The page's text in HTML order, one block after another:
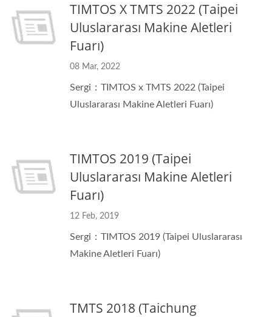
TIMTOS X TMTS 2022 (Taipei
Uluslararası Makine Aletleri
Fuarı)
08 Mar, 2022
Sergi：TIMTOS x TMTS 2022 (Taipei
Uluslararası Makine Aletleri Fuarı)
TIMTOS 2019 (Taipei
Uluslararası Makine Aletleri
Fuarı)
12 Feb, 2019
Sergi：TIMTOS 2019 (Taipei Uluslararası
Makine Aletleri Fuarı)
TMTS 2018 (Taichung